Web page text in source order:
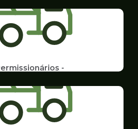
-
e Transferência